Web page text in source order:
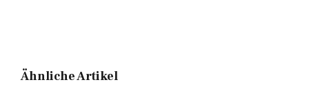
Ähnliche Artikel